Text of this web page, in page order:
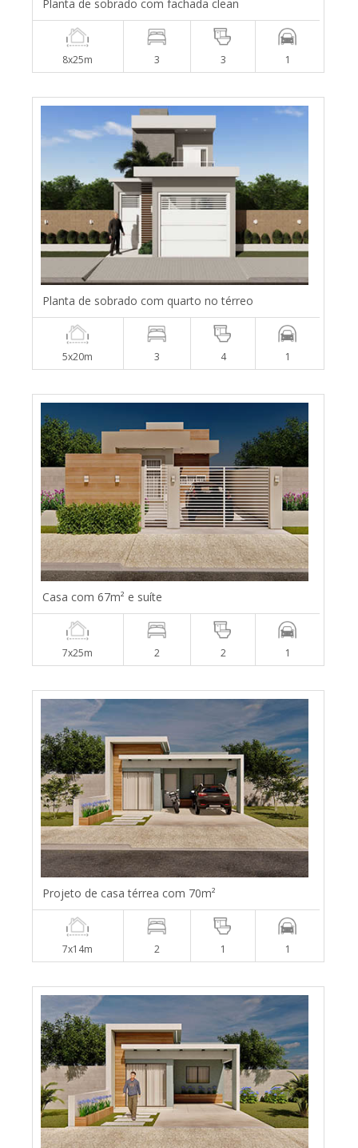
Planta de sobrado com fachada clean
8x25m 3 3 1
Planta de sobrado com quarto no térreo
5x20m 3 4 1
Casa com 67m² e suíte
7x25m 2 2 1
Projeto de casa térrea com 70m²
7x14m 2 1 1